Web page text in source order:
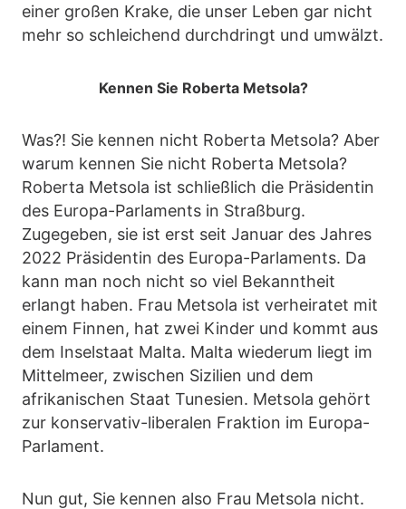
einer großen Krake, die unser Leben gar nicht
mehr so schleichend durchdringt und umwälzt.
Kennen Sie Roberta Metsola?
Was?! Sie kennen nicht Roberta Metsola? Aber
warum kennen Sie nicht Roberta Metsola?
Roberta Metsola ist schließlich die Präsidentin
des Europa-Parlaments in Straßburg.
Zugegeben, sie ist erst seit Januar des Jahres
2022 Präsidentin des Europa-Parlaments. Da
kann man noch nicht so viel Bekanntheit
erlangt haben. Frau Metsola ist verheiratet mit
einem Finnen, hat zwei Kinder und kommt aus
dem Inselstaat Malta. Malta wiederum liegt im
Mittelmeer, zwischen Sizilien und dem
afrikanischen Staat Tunesien. Metsola gehört
zur konservativ-liberalen Fraktion im Europa-
Parlament.
Nun gut, Sie kennen also Frau Metsola nicht.